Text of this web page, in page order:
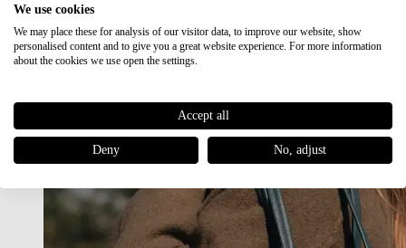
We use cookies
We may place these for analysis of our visitor data, to improve our website, show
personalised content and to give you a great website experience. For more information
about the cookies we use open the settings.
Accept all
Deny No, adjust